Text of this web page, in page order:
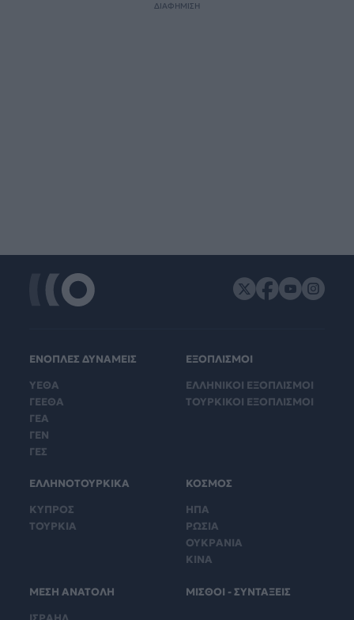
ΔΙΑΦΗΜΙΣΗ
ΕΝΟΠΛΕΣ ΔΥΝΑΜΕΙΣ
ΥΕΘΑ
ΓΕΕΘΑ
ΓΕΑ
ΓΕΝ
ΓΕΣ
ΕΞΟΠΛΙΣΜΟΙ
ΕΛΛΗΝΙΚΟΙ ΕΞΟΠΛΙΣΜΟΙ
ΤΟΥΡΚΙΚΟΙ ΕΞΟΠΛΙΣΜΟΙ
ΕΛΛΗΝΟΤΟΥΡΚΙΚΑ
ΚΥΠΡΟΣ
ΤΟΥΡΚΙΑ
ΚΟΣΜΟΣ
ΗΠΑ
ΡΩΣΙΑ
ΟΥΚΡΑΝΙΑ
ΚΙΝΑ
ΜΕΣΗ ΑΝΑΤΟΛΗ
ΜΙΣΘΟΙ - ΣΥΝΤΑΞΕΙΣ